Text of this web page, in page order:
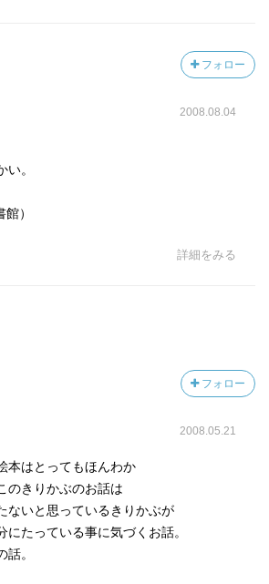
フォロー
2008.08.04
。
）
詳細をみる
フォロー
2008.05.21
本はとってもほんわか
のきりかぶのお話は
ないと思っているきりかぶが
にたっている事に気づくお話。
。